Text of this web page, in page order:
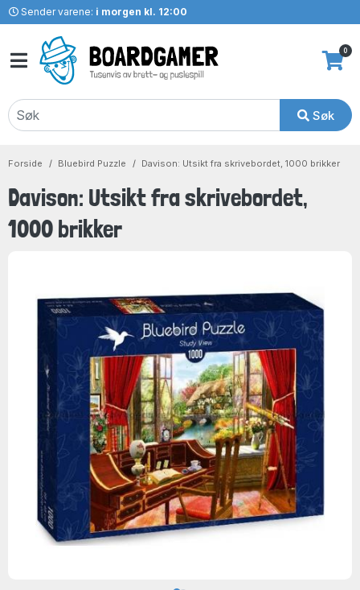
Sender varene: i morgen kl. 12:00
Søk
0
Forside Bluebird Puzzle Davison: Utsikt fra skrivebordet, 1000 brikker
Davison: Utsikt fra skrivebordet,
1000 brikker